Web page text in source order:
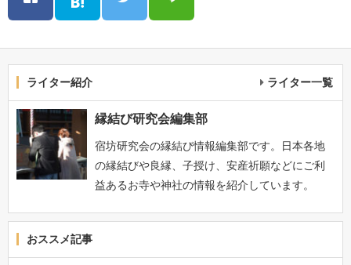
ライター紹介 ライター一覧
縁結び研究会編集部
宿坊研究会の縁結び情報編集部です。日本各地
の縁結びや良縁、子授け、安産祈願などにご利
益あるお寺や神社の情報を紹介しています。
おススメ記事